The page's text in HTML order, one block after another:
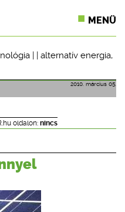
MENÜ
| | alternatív energia,
2010. március 05.
oldalon: nincs